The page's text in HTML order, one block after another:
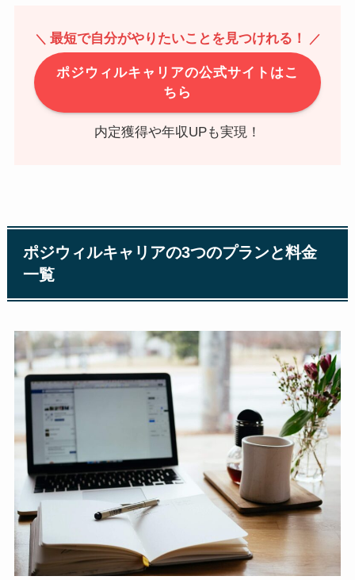
＼ 最短で自分がやりたいことを見つけれる！ ／
ポジウィルキャリアの公式サイトはこ
ちら
内定獲得や年収UPも実現！
ポジウィルキャリアの3つのプランと料金
一覧